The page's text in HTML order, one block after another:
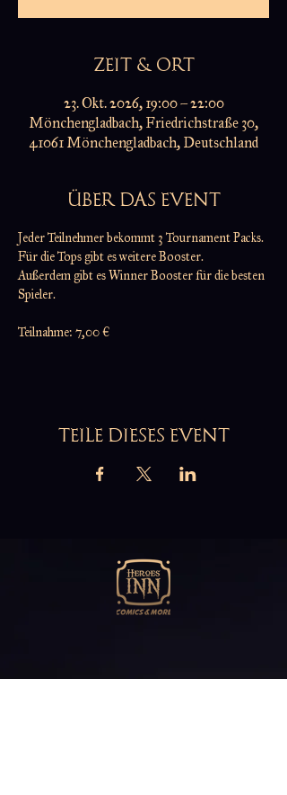
ZEIT & ORT
23. Okt. 2026, 19:00 – 22:00
Mönchengladbach, Friedrichstraße 30,
41061 Mönchengladbach, Deutschland
ÜBER DAS EVENT
Jeder Teilnehmer bekommt 3 Tournament Packs.
Für die Tops gibt es weitere Booster.
Außerdem gibt es Winner Booster für die besten
Spieler.
Teilnahme: 7,00 €
TEILE DIESES EVENT